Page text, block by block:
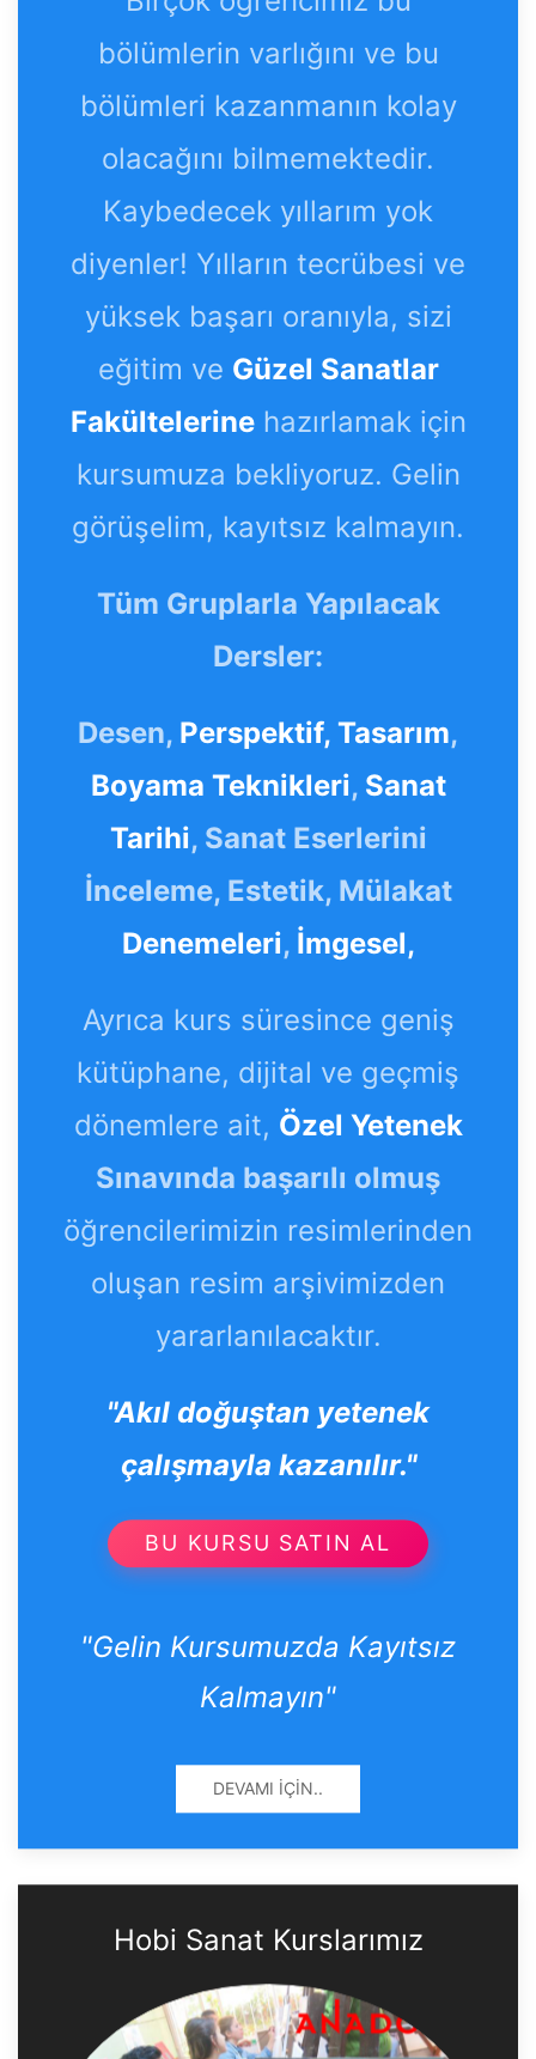
bölümlerin varlığını ve bu
bölümleri kazanmanın kolay
olacağını bilmemektedir.
Kaybedecek yıllarım yok
diyenler! Yılların tecrübesi ve
yüksek başarı oranıyla, sizi
eğitim ve Güzel Sanatlar
Fakültelerinehazırlamak için
kursumuza bekliyoruz. Gelin
görüşelim, kayıtsız kalmayın.
Tüm Gruplarla Yapılacak
Dersler:
Desen, Perspektif, Tasarım,
Boyama Teknikleri, Sanat
Tarihi, Sanat Eserlerini
İnceleme, Estetik, Mülakat
Denemeleri, İmgesel,
Ayrıca kurs süresince geniş
kütüphane, dijital ve geçmiş
dönemlere ait, Özel Yetenek
Sınavında başarılı olmuş
öğrencilerimizin resimlerinden
oluşan resim arşivimizden
yararlanılacaktır.
"Akıl doğuştan yetenek
çalışmayla kazanılır."
BU KURSU SATIN AL
"Gelin Kursumuzda Kayıtsız
Kalmayın"
DEVAMI İÇIN..
Hobi Sanat Kurslarımız